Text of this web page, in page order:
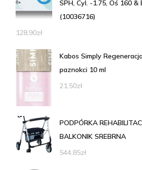
SPH, Cyl. -1.75, Oś 160 &
(10036716)
128,90zł
Kabos Simply
paznokci 10 ml
21,50zł
PODPÓRKA
BALKONIK SREBRNA
544,85zł